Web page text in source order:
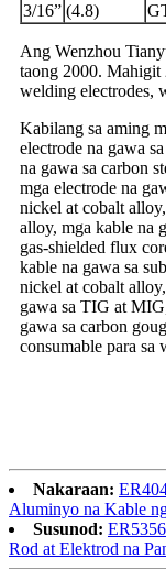
3/16” (4.8)
Ang Wenzhou
taong 2000. Mahigit
welding electrodes,
Kabilang sa aming
electrode na gawa
na gawa sa carbon
mga electrode na
nickel at cobalt
alloy, mga kable na
gas-shielded flux
kable na gawa sa
nickel at cobalt
gawa sa TIG at
gawa sa carbon
consumable para sa
Nakaraan:
Aluminyo na Kable
Susunod:
Rod at Elektrod na